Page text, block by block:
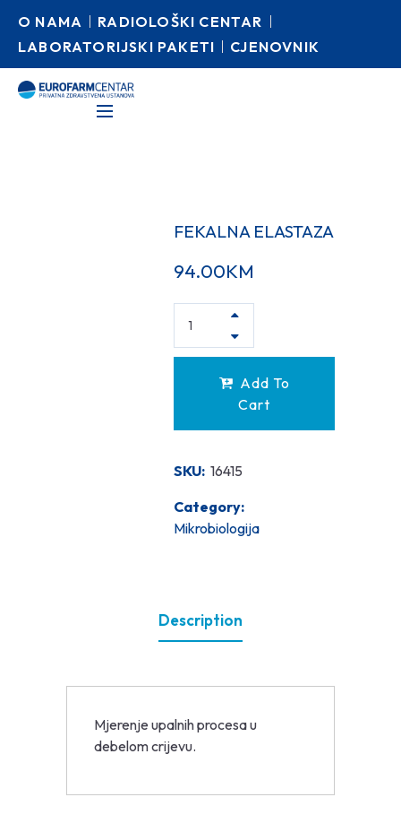
O NAMA
RADIOLOŠKI CENTAR
LABORATORIJSKI PAKETI
CJENOVNIK
FEKALNA ELASTAZA
94.00KM
Add To
Cart
SKU: 16415
Category:
Mikrobiologija
Description
Mjerenje upalnih procesa u
debelom crijevu.